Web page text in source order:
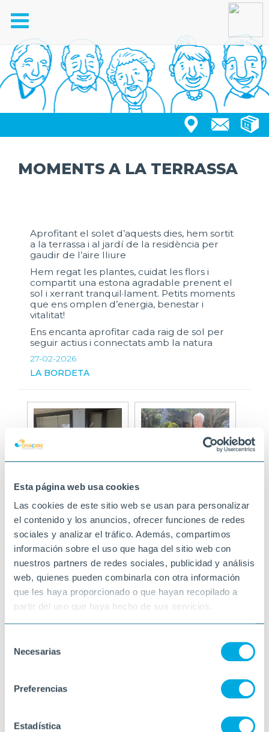
Esta página web usa cookies
Las cookies de este sitio web se usan para personalizar
el contenido y los anuncios, ofrecer funciones de redes
sociales y analizar el tráfico. Además, compartimos
información sobre el uso que haga del sitio web con
nuestros partners de redes sociales, publicidad y análisis
web, quienes pueden combinarla con otra información
que les haya proporcionado o que hayan recopilado a
partir del uso que haya hecho de sus servicios.
Necesarias
Preferencias
Estadística
Toggle
navigation
MOMENTS A LA TERRASSA
Aprofitant el solet d’aquests dies, hem sortit
a la terrassa i al jardí de la residència per
gaudir de l’aire lliure
Hem regat les plantes, cuidat les flors i
compartit una estona agradable prenent el
sol i xerrant tranquil·lament. Petits moments
que ens omplen d’energia, benestar i
vitalitat!
Ens encanta aprofitar cada raig de sol per
seguir actius i connectats amb la natura
27-02-2026
LA BORDETA